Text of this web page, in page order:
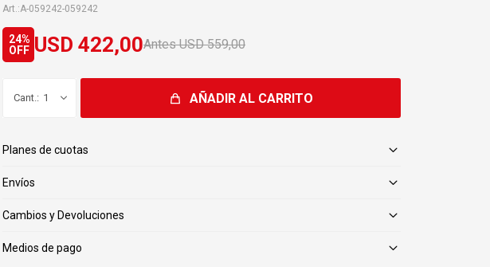
A-059242-059242
USD 422,00 USD 559,00
24
1 AÑADIR AL CARRITO
Planes de cuotas
Envíos
Cambios y Devoluciones
Medios de pago